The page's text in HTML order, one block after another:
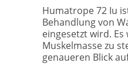
Humatrope 72 Iu
Behandlung von
eingesetzt wird.
Muskelmasse zu
genaueren Blick